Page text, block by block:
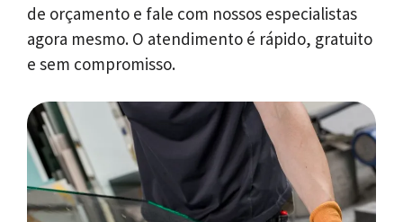
de orçamento e fale com nossos especialistas
agora mesmo. O atendimento é rápido, gratuito
e sem compromisso.